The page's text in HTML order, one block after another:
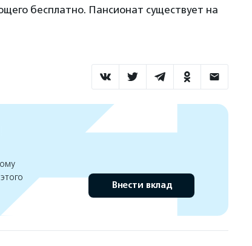
бесплатно. Пансионат существует на
Внести вклад